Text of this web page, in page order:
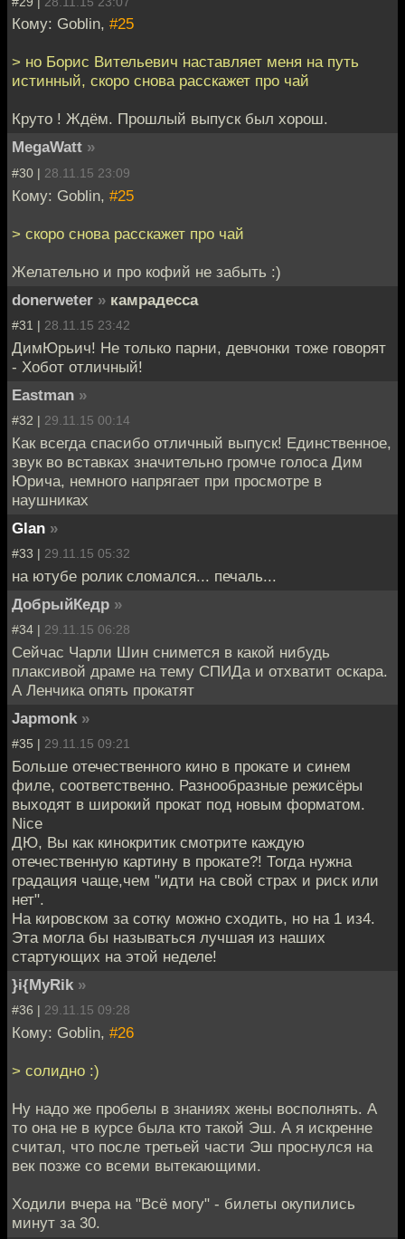
Кому: Goblin, #25
> но Борис Вительевич наставляет меня на путь
истинный, скоро снова расскажет про чай
Круто ! Ждём. Прошлый выпуск был хорош.
MegaWatt »
#30 | 28.11.15 23:09
Кому: Goblin, #25
> скоро снова расскажет про чай
Желательно и про кофий не забыть :)
donerweter » камрадесса
#31 | 28.11.15 23:42
ДимЮрьич! Не только парни, девчонки тоже говорят
- Хобот отличный!
Eastman »
#32 | 29.11.15 00:14
Как всегда спасибо отличный выпуск! Единственное,
звук во вставках значительно громче голоса Дим
Юрича, немного напрягает при просмотре в
наушниках
Glan »
#33 | 29.11.15 05:32
на ютубе ролик сломался... печаль...
ДобрыйКедр »
#34 | 29.11.15 06:28
Сейчас Чарли Шин снимется в какой нибудь
плаксивой драме на тему СПИДа и отхватит оскара.
А Ленчика опять прокатят
Japmonk »
#35 | 29.11.15 09:21
Больше отечественного кино в прокате и синем
филе, соответственно. Разнообразные режисёры
выходят в широкий прокат под новым форматом.
Nice
ДЮ, Вы как кинокритик смотрите каждую
отечественную картину в прокате?! Тогда нужна
градация чаще,чем "идти на свой страх и риск или
нет".
На кировском за сотку можно сходить, но на 1 из4.
Эта могла бы называться лучшая из наших
стартующих на этой неделе!
}i{MyRik »
#36 | 29.11.15 09:28
Кому: Goblin, #26
> солидно :)
Ну надо же пробелы в знаниях жены восполнять. А
то она не в курсе была кто такой Эш. А я искренне
считал, что после третьей части Эш проснулся на
век позже со всеми вытекающими.
Ходили вчера на "Всё могу" - билеты окупились
минут за 30.